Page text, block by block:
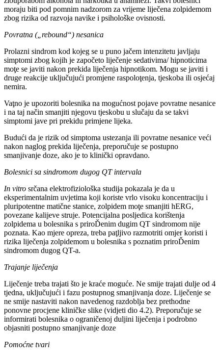
moraju biti pod pomnim nadzorom za vrijeme liječena zolpidemom
zbog rizika od razvoja navike i psihološke ovisnosti.
Povratna („rebound“) nesanica
Prolazni sindrom kod kojeg se u puno jačem intenzitetu javljaju
simptomi zbog kojih je započeto liječenje sedativima/ hipnoticima
moţe se javiti nakon prekida liječenja hipnotikom. Mogu se javiti i
druge reakcije uključujući promjene raspoloţenja, tjeskoba ili osjećaj
nemira.
Vaţno je upozoriti bolesnika na mogućnost pojave povratne nesanice
i na taj način smanjiti njegovu tjeskobu u slučaju da se takvi
simptomi jave pri prekidu primjene lijeka.
Budući da je rizik od simptoma ustezanja ili povratne nesanice veći
nakon naglog prekida liječenja, preporučuje se postupno
smanjivanje doze, ako je to klinički opravdano.
Bolesnici sa sindromom dugog QT intervala
In vitro srčana elektrofiziološka studija pokazala je da u
eksperimentalnim uvjetima koji koriste vrlo visoku koncentraciju i
pluripotentne matične stanice, zolpidem moţe smanjiti hERG,
povezane kalijeve struje. Potencijalna posljedica korištenja
zolpidema u bolesnika s priroĎenim dugim QT sindromom nije
poznata. Kao mjere opreza, treba paţljivo razmotriti omjer koristi i
rizika liječenja zolpidemom u bolesnika s poznatim priroĎenim
sindromom dugog QT-a.
Trajanje liječenja
Liječenje treba trajati što je kraće moguće. Ne smije trajati dulje od 4
tjedna, uključujući i fazu postupnog smanjivanja doze. Liječenje se
ne smije nastaviti nakon navedenog razdoblja bez prethodne
ponovne procjene kliničke slike (vidjeti dio 4.2). Preporučuje se
informirati bolesnika o ograničenoj duljini liječenja i podrobno
objasniti postupno smanjivanje doze
Pomoćne tvari